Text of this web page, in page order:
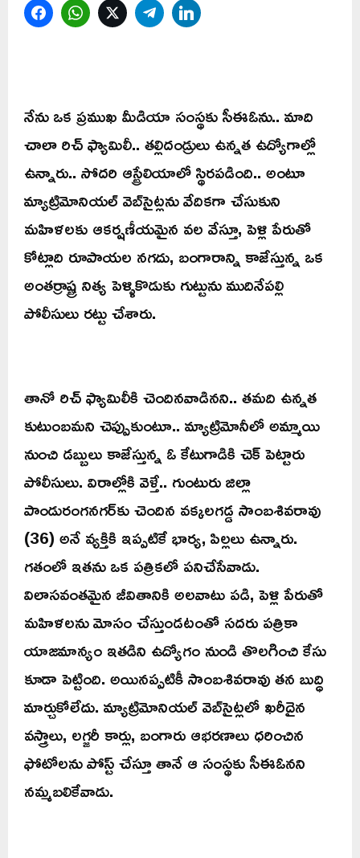
FacebookWhatsAppTwitterTelegram
నేను ఒక ప్రముఖ మీడియా సంస్థకు సీఈఓను.. మాది
చాలా రిచ్ ఫ్యామిలీ.. తల్లిదండ్రులు ఉన్నత ఉద్యోగాల్లో
ఉన్నారు.. సోదరి ఆస్ట్రేలియాలో స్థిరపడింది.. అంటూ
మ్యాట్రిమోనియల్ వెబ్‌సైట్లను వేదికగా చేసుకుని
మహిళలకు ఆకర్షణీయమైన వల వేస్తూ, పెళ్లి పేరుతో
కోట్లాది రూపాయల నగదు, బంగారాన్ని కాజేస్తున్న ఒక
అంతర్రాష్ట్ర నిత్య పెళ్ళికొడుకు గుట్టును ముదినేపల్లి
పోలీసులు రట్టు చేశారు.
తానో రిచ్ ఫ్యామిలీకి చెందినవాడినని.. తమది ఉన్నత
కుటుంబమని చెప్పుకుంటూ.. మ్యాట్రిమోనీలో అమ్మాయి
నుంచి డబ్బులు కాజేస్తున్న ఓ కేటుగాడికి చెక్ పెట్టారు
పోలీసులు. విరాల్లోకి వెళ్తే.. గుంటురు జిల్లా
పాండురంగనగర్‌కు చెందిన వక్కలగడ్డ సాంబశివరావు
(36) అనే వ్యక్తికి ఇప్పటికే భార్య, పిల్లలు ఉన్నారు.
గతంలో ఇతను ఒక పత్రికలో పనిచేసేవాడు.
విలాసవంతమైన జీవితానికి అలవాటు పడి, పెళ్లి పేరుతో
మహిళలను మోసం చేస్తుండటంతో సదరు పత్రికా
యాజమాన్యం ఇతడిని ఉద్యోగం నుండి తొలగించి కేసు
కూడా పెట్టింది. అయినప్పటికీ సాంబశివరావు తన బుద్ధి
మార్చుకోలేదు. మ్యాట్రిమోనియల్ వెబ్‌సైట్లలో ఖరీదైన
వస్త్రాలు, లగ్జరీ కార్లు, బంగారు ఆభరణాలు ధరించిన
ఫోటోలను పోస్ట్ చేస్తూ తానే ఆ సంస్థకు సీఈఓనని
నమ్మబలికేవాడు.